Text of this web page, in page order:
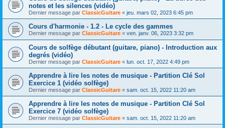
notes et les silences (vidéo)
Dernier message par ClassicGuitare « jeu. mars 02, 2023 6:45 pm
Cours d'harmonie - 1.2 - Le cycle des gammes
Dernier message par ClassicGuitare « ven. janv. 06, 2023 3:32 pm
Cours de solfège débutant (guitare, piano) - Introduction aux
degrés (vidéo)
Dernier message par ClassicGuitare « lun. oct. 17, 2022 4:49 pm
Apprendre à lire les notes de musique - Partition Clé Sol
Exercice 1 (vidéo solfège)
Dernier message par ClassicGuitare « sam. oct. 15, 2022 11:20 am
Apprendre à lire les notes de musique - Partition Clé Sol
Exercice 7 (vidéo solfège)
Dernier message par ClassicGuitare « sam. oct. 15, 2022 11:20 am